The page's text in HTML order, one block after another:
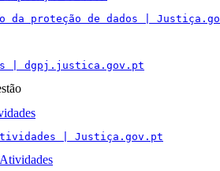
da proteção de dados |
| dgpj.justica.gov.pt
| Justiça.gov.pt